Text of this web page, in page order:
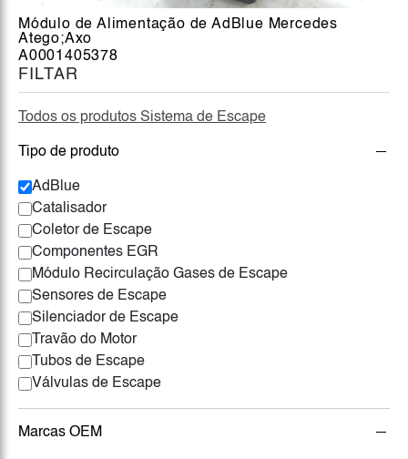
FILTAR
Todos os produtos Sistema de Escape
Tipo de produto
AdBlue
Catalisador
Coletor de Escape
Componentes EGR
Módulo Recirculação Gases de Escape
Sensores de Escape
Silenciador de Escape
Travão do Motor
Tubos de Escape
Válvulas de Escape
Marcas OEM
Módulo de Alimentação de AdBlue Mercedes
Atego;Axo
A0001405378